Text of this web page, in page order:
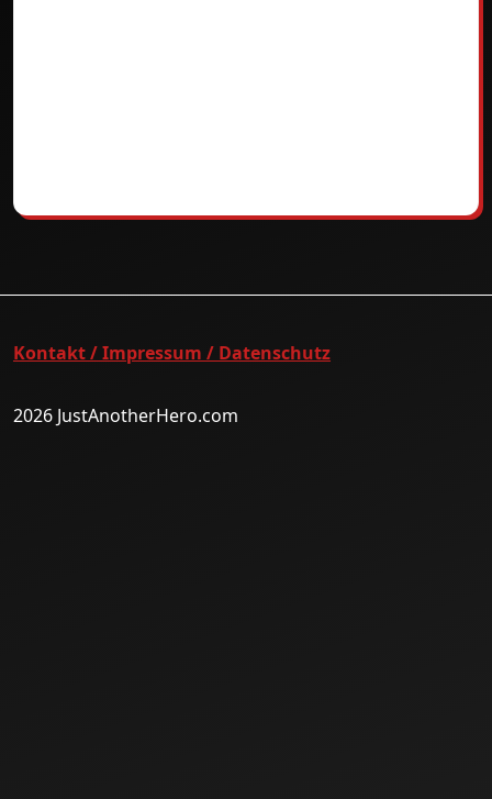
Kontakt / Impressum / Datenschutz
2026 JustAnotherHero.com